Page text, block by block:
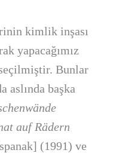
kimlik inşası
yapacağımız
Bunlar
aslında başka
auf Rädern
(1991) ve